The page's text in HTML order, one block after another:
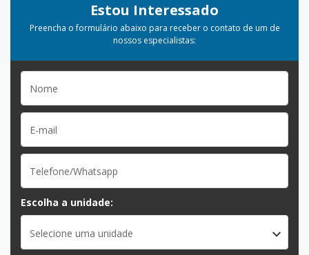
Estou Interessado
Preencha o formulário abaixo para receber o contato de um de
nossos especialistas:
Escolha a unidade:
Selecione uma unidade